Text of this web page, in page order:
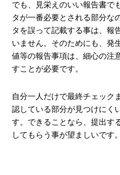
でも、見栄えのいい報告書で
タが一番必要とされる部分な
タを誤って記載する事は、報
いません。そのためにも、発
値等の報告事項は、細心の注
すことが必要です。
自分一人だけで最終チェック
認している部分が見つけにく
す。できることなら、提出す
してもらう事が望ましいです。